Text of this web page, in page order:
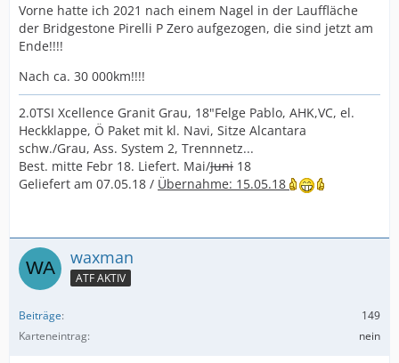
Vorne hatte ich 2021 nach einem Nagel in der Lauffläche
der Bridgestone Pirelli P Zero aufgezogen, die sind jetzt am
Ende!!!!
Nach ca. 30 000km!!!!
2.0TSI Xcellence Granit Grau, 18"Felge Pablo, AHK,VC, el.
Heckklappe, Ö Paket mit kl. Navi, Sitze Alcantara
schw./Grau, Ass. System 2, Trennnetz...
Best. mitte Febr 18. Liefert. Mai/Juni 18
Geliefert am 07.05.18 / Übernahme: 15.05.18
waxman
ATF AKTIV
Beiträge
149
Karteneintrag
nein